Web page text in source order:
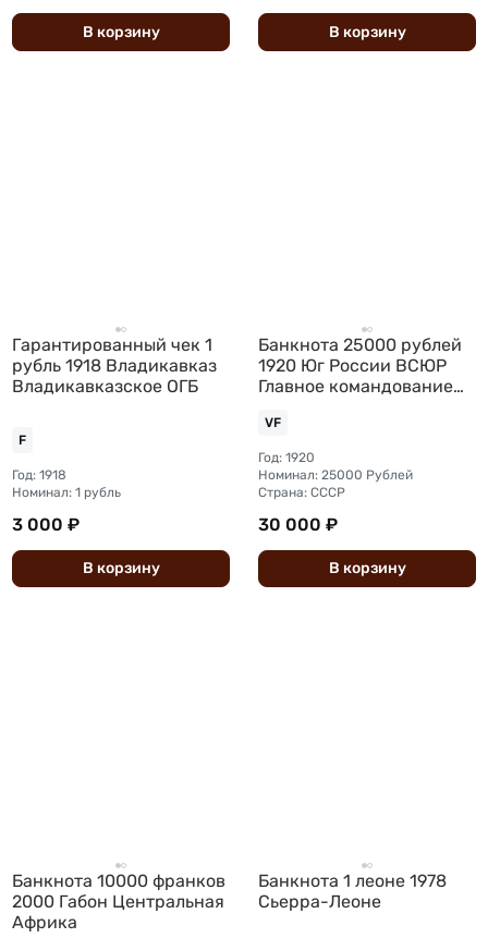
В корзину В корзину
Гарантированный чек 1
рубль 1918 Владикавказ
Владикавказское ОГБ
F
Год: 1918
Номинал: 1 рубль
3 000 ₽
В корзину
Банкнота 25000 рублей
1920 Юг России ВСЮР
Главное командование
VF
Год: 1920
Номинал: 25000 Рублей
Страна: СССР
30 000 ₽
В корзину
Банкнота 10000 франков
2000 Габон Центральная
Африка
Банкнота 1 леоне 1978
Сьерра-Леоне